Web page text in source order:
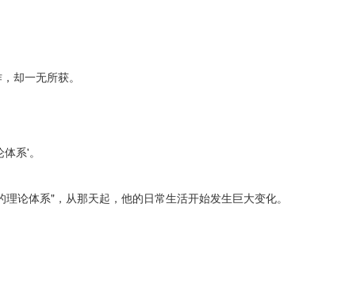
却一无所获。
系'。
论体系"，从那天起，他的日常生活开始发生巨大变化。